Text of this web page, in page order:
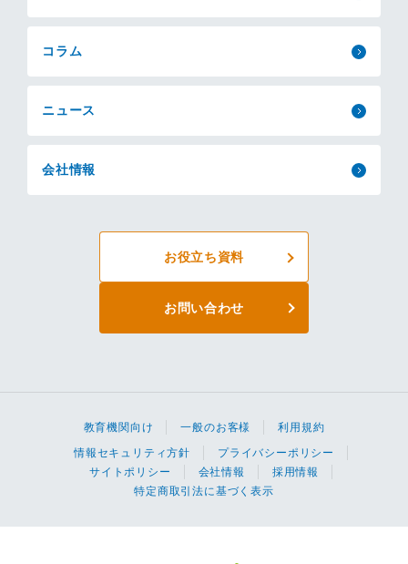
コラム
ニュース
会社情報
お役立ち資料
お問い合わせ
教育機関向け 一般のお客様
利用規約
情報セキュリティ方針
プライバシーポリシー
サイトポリシー
会社情報
採用情報
特定商取引法に基づく表示